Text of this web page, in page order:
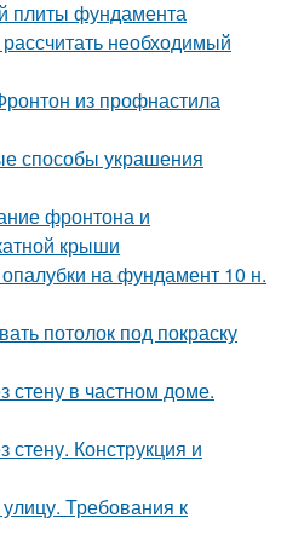
плиты фундамента
необходимый
из профнастила
способы украшения
фронтона и
крыши
на фундамент 10 н.
потолок под покраску
стену в частном доме.
стену. Конструкция и
Требования к